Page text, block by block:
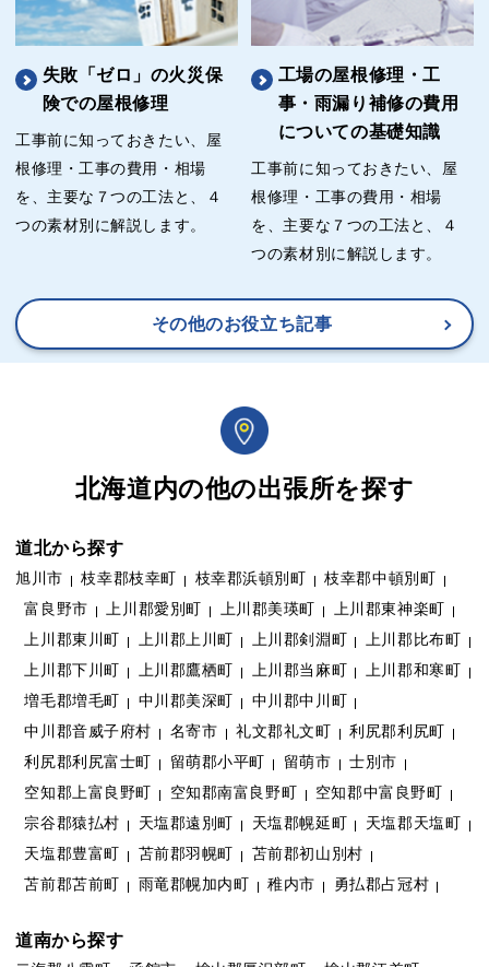
失敗「ゼロ」の火災保
険での屋根修理
工事前に知っておきたい、屋
根修理・工事の費用・相場
を、主要な７つの工法と、４
つの素材別に解説します。
工場の屋根修理・工
事・雨漏り補修の費用
についての基礎知識
工事前に知っておきたい、屋
根修理・工事の費用・相場
を、主要な７つの工法と、４
つの素材別に解説します。
その他のお役立ち記事
北海道内の他の出張所を探す
道北から探す
旭川市 枝幸郡枝幸町 枝幸郡浜頓別町
枝幸郡中頓別町
富良野市
上川郡愛別町 上川郡美瑛町
上川郡東神楽町
上川郡東川町
上川郡上川町 上川郡剣淵町
上川郡比布町
上川郡下川町
上川郡鷹栖町 上川郡当麻町
上川郡和寒町
増毛郡増毛町
中川郡美深町
中川郡中川町
中川郡音威子府村
名寄市 礼文郡礼文町
利尻郡利尻町
利尻郡利尻富士町
留萌郡小平町 留萌市
士別市
空知郡上富良野町
空知郡南富良野町
空知郡中富良野町
宗谷郡猿払村
天塩郡遠別町 天塩郡幌延町
天塩郡天塩町
天塩郡豊富町
苫前郡羽幌町
苫前郡初山別村
苫前郡苫前町
雨竜郡幌加内町 稚内市 勇払郡占冠村
道南から探す